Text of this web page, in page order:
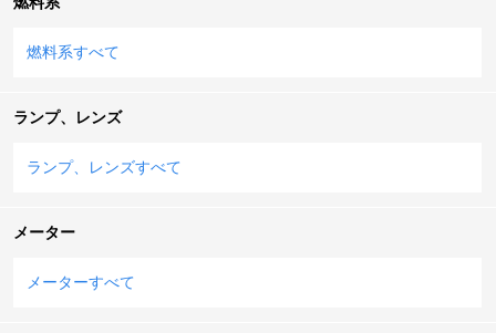
燃料系すべて
ランプ、レンズ
ランプ、レンズすべて
メーター
メーターすべて